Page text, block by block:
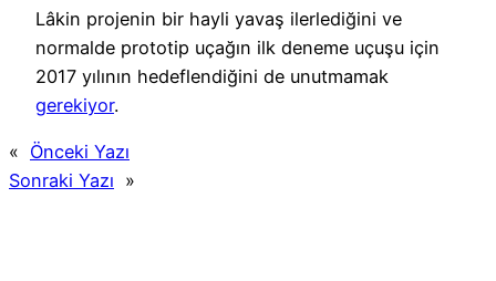
Lâkin projenin bir hayli yavaş ilerlediğini ve
normalde prototip uçağın ilk deneme uçuşu için
2017 yılının hedeflendiğini de unutmamak
gerekiyor.
« Önceki Yazı
Sonraki Yazı »